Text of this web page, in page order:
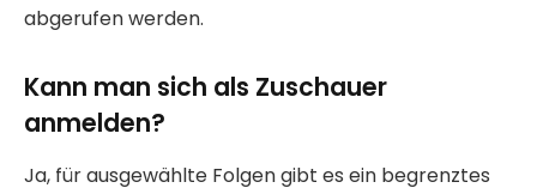
abgerufen werden.
Kann man sich als Zuschauer
anmelden?
Ja, für ausgewählte Folgen gibt es ein begrenztes